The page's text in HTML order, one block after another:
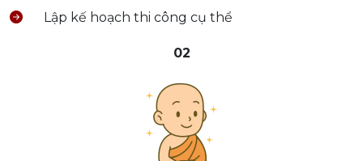
Lập kế hoạch thi công cụ thể
02